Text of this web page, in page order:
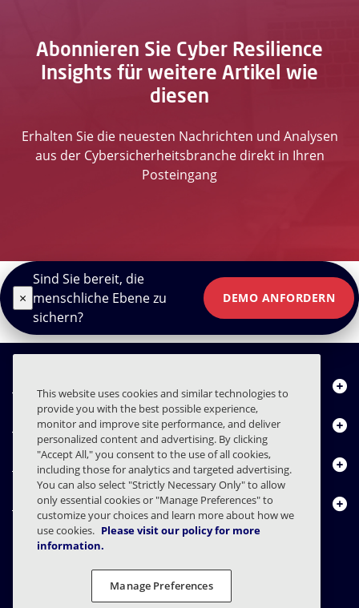
Abonnieren Sie Cyber Resilience
Insights für weitere Artikel wie
diesen
Erhalten Sie die neuesten Nachrichten und Analysen
aus der Cybersicherheitsbranche direkt in Ihren
Posteingang
×
Sind Sie bereit, die
menschliche Ebene zu
sichern?
DEMO ANFORDERN
Über uns
Produkte
Ressourcencenter
Kontakt
Datenschutzerklärung
Recht
Einstellungen für den Datenschutz
This website uses cookies and similar technologies to
provide you with the best possible experience,
monitor and improve site performance, and deliver
personalized content and advertising. By clicking
"Accept All," you consent to the use of all cookies,
including those for analytics and targeted advertising.
You can also select "Strictly Necessary Only" to allow
only essential cookies or "Manage Preferences" to
customize your choices and learn more about how we
use cookies. Please visit our policy for more
information.
Manage Preferences